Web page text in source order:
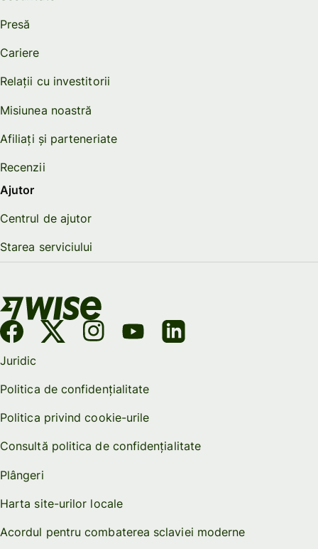
Presă
Cariere
Relații cu investitorii
Misiunea noastră
Afiliați și parteneriate
Recenzii
Ajutor
Centrul de ajutor
Starea serviciului
Juridic
Politica de confidențialitate
Politica privind cookie-urile
Consultă politica de confidențialitate
Plângeri
Harta site-urilor locale
Acordul pentru combaterea sclaviei moderne